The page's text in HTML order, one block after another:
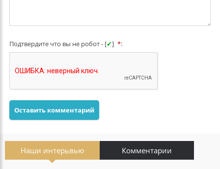
Подтвердите что вы не робот - [✔] *:
Оставить комментарий
Наши интерьвью Комментарии